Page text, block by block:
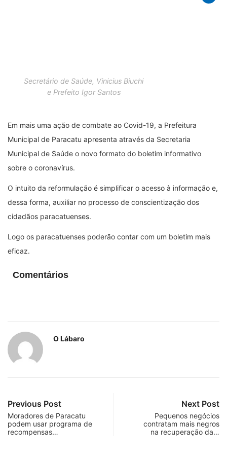
Secretário de Saúde, Vinicius Biuchi
e Prefeito Igor Santos
Em mais uma ação de combate ao Covid-19, a Prefeitura
Municipal de Paracatu apresenta através da Secretaria
Municipal de Saúde o novo formato do boletim informativo
sobre o coronavírus.
O intuito da reformulação é simplificar o acesso à informação e,
dessa forma, auxiliar no processo de conscientização dos
cidadãos paracatuenses.
Logo os paracatuenses poderão contar com um boletim mais
eficaz.
Comentários
O Lábaro
Previous Post
Moradores de Paracatu
podem usar programa de
recompensas…
Next Post
Pequenos negócios
contratam mais negros
na recuperação da…